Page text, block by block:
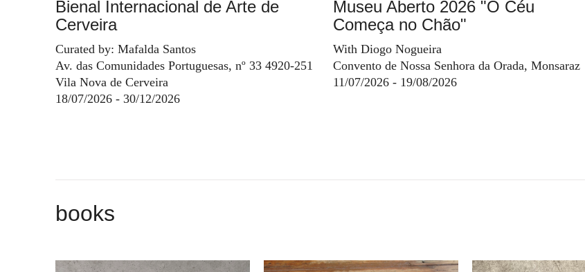
Bienal Internacional de Arte de
Cerveira
Curated by: Mafalda Santos
Av. das Comunidades Portuguesas, nº 33 4920-251
Vila Nova de Cerveira
18/07/2026 - 30/12/2026
Museu Aberto 2026 "O Céu
Começa no Chão"
With Diogo Nogueira
Convento de Nossa Senhora da Orada, Monsaraz
11/07/2026 - 19/08/2026
books